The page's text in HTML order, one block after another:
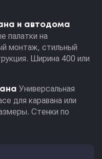
и автодома
палатки на
монтаж, стильный
Ширина 400 или
Универсальная
для каравана или
Стенки по